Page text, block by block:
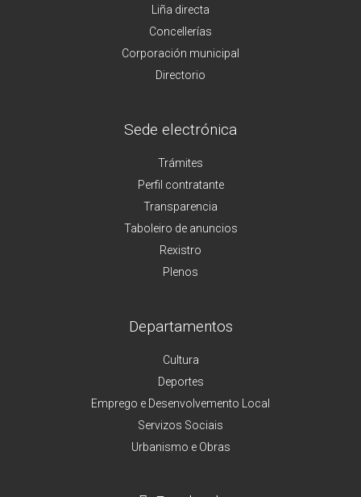
Liña directa
Concellerías
Corporación municipal
Directorio
Sede electrónica
Trámites
Perfil contratante
Transparencia
Taboleiro de anuncios
Rexistro
Plenos
Departamentos
Cultura
Deportes
Emprego e Desenvolvemento Local
Servizos Sociais
Urbanismo e Obras